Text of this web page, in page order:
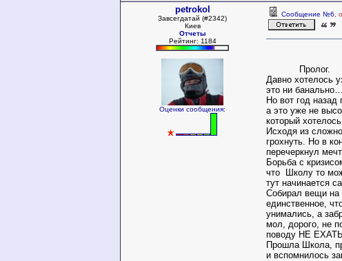
petrokol
Завсегдатай (#2342)
Киев
Отчеты
Рейтинг: 1184
Оценки сообщения:
Сообщение №6 ,
Пролог.
Давно хотелось
это ни
Но вот год назад
а это уже не
который
Исходя из
грохнуть. Но в
перечеркнул
Борьба с
что
Школу то
тут начинается
Собирал вещи на
единственное,
унимались, а
мол, дорого, не
поводу НЕ ЕХАТЬ
Прошла Школа,
и вспомнилось